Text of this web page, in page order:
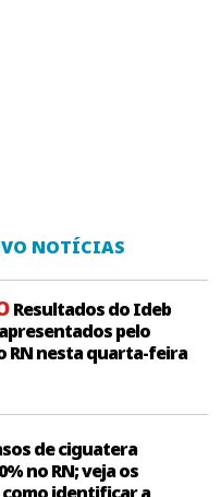
NOTÍCIAS
Resultados do Ideb
pelo
RN nesta quarta-feira
de ciguatera
no RN; veja os